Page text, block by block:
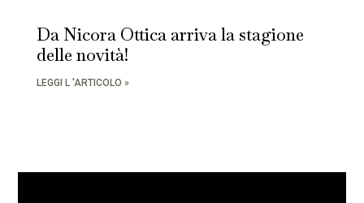
Da Nicora Ottica arriva la stagione
delle novità!
LEGGI L 'ARTICOLO »